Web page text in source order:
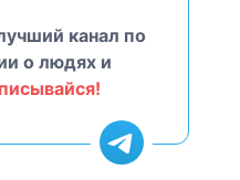
канал по
о людях и